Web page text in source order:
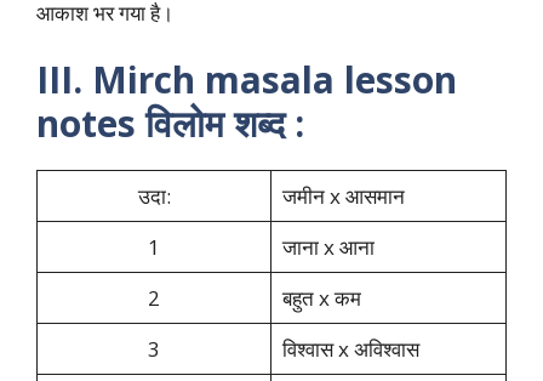
आकाश भर गया है।
III. Mirch masala lesson
notes विलोम शब्द :
उदा:
जमीन x आसमान
1
जाना x आना
2
बहुत x कम
3
विश्वास x अविश्वास